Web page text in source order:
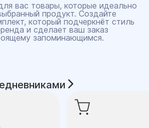
вас товары, которые идеально
продукт. Создайте
который подчеркнёт стиль
и сделает ваш заказ
запоминающимся.